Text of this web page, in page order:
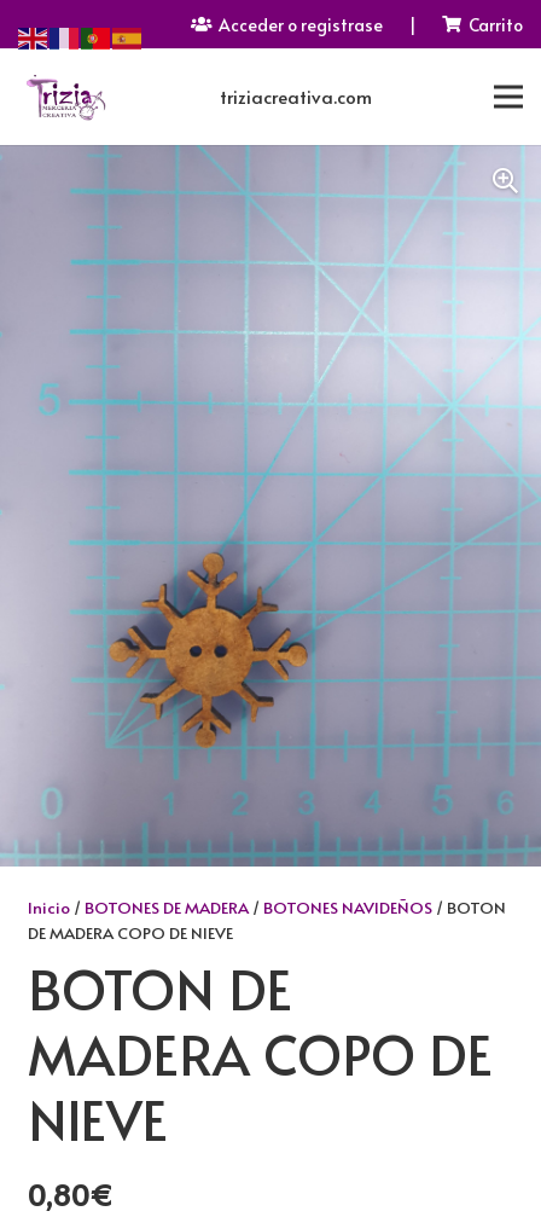
Acceder o registrase | Carrito
triziacreativa.com
Inicio/ BOTONES DE MADERA/ BOTONES NAVIDEÑOS/ BOTON
DE MADERA COPO DE NIEVE
BOTON DE
MADERA COPO DE
NIEVE
0,80€